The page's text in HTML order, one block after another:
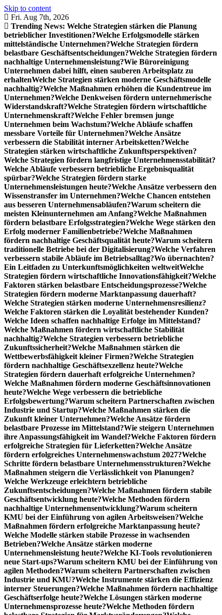
Skip to content
Fri. Aug 7th, 2026
Trending News: Welche Strategien stärken die Planung
betrieblicher Investitionen?Welche Erfolgsmodelle stärken
mittelständische Unternehmen?Welche Strategien fördern
belastbare Geschäftsentscheidungen?Welche Strategien fördern
nachhaltige Unternehmensleistung?Wie Büroreinigung
Unternehmen dabei hilft, einen sauberen Arbeitsplatz zu
erhaltenWelche Strategien stärken moderne Geschäftsmodelle
nachhaltig?Welche Maßnahmen erhöhen die Kundentreue im
Unternehmen?Welche Denkweisen fördern unternehmerische
Widerstandskraft?Welche Strategien fördern wirtschaftliche
Unternehmenskraft?Welche Fehler bremsen junge
Unternehmen beim Wachstum?Welche Abläufe schaffen
messbare Vorteile für Unternehmen?Welche Ansätze
verbessern die Stabilität interner Arbeitsketten?Welche
Strategien stärken wirtschaftliche Zukunftsperspektiven?
Welche Strategien fördern langfristige Unternehmensstabilität?
Welche Abläufe verbessern betriebliche Ergebnisqualität
spürbar?Welche Strategien fördern starke
Unternehmensleistungen heute?Welche Ansätze verbessern den
Wissenstransfer im Unternehmen?Welche Chancen entstehen
aus besseren Unternehmensabläufen?Warum scheitern die
meisten Kleinunternehmen am Anfang?Welche Maßnahmen
fördern belastbare Erfolgsstrategien?Welche Wege stärken den
Erfolg moderner Familienbetriebe?Welche Maßnahmen
fördern nachhaltige Geschäftsqualität heute?Warum scheitern
traditionelle Betriebe bei der Digitalisierung?Welche Verfahren
verbessern stabile Abläufe im Betriebsalltag?Wo übernachten?
Ein Leitfaden zu Unterkunftsmöglichkeiten weltweitWelche
Strategien fördern wirtschaftliche Innovationsfähigkeit?Welche
Faktoren stärken belastbare Entscheidungsprozesse?Welche
Strategien fördern moderne Marktanpassung dauerhaft?
Welche Strategien stärken moderne Unternehmensresilienz?
Welche Faktoren stärken die Loyalität bestehender Kunden?
Welche Ideen schaffen nachhaltige Erfolge im Mittelstand?
Welche Maßnahmen fördern wirtschaftliche Stabilität
nachhaltig?Welche Strategien verbessern betriebliche
Zukunftssicherheit?Welche Maßnahmen stärken die
Wettbewerbsfähigkeit kleiner Firmen?Welche Strategien
fördern nachhaltige Geschäftsexzellenz heute?Welche
Strategien fördern dauerhaft erfolgreiche Unternehmen?
Welche Maßnahmen fördern moderne Geschäftsinnovationen
heute?Welche Wege verbessern die betriebliche
Erfolgsbewertung?Warum scheitern Partnerschaften zwischen
Industrie und Startup?Welche Maßnahmen stärken die
Zukunft kleiner Unternehmen?Welche Ansätze fördern
belastbare Prozesse im Mittelstand?Wie steigern Unternehmen
ihre Anpassungsfähigkeit im Wandel?Welche Faktoren fördern
erfolgreiche Strategien für Lieferketten?Welche Ansätze
fördern erfolgreiches Unternehmenswachstum 2027?Welche
Schritte fördern belastbare Unternehmensstrukturen?Welche
Maßnahmen steigern die Verlässlichkeit von Planungen?
Welche Werkzeuge erleichtern betriebliche
Zukunftsentscheidungen?Welche Maßnahmen fördern stabile
Geschäftsentwicklung heute?Welche Methoden fördern
nachhaltige Unternehmensentwicklung?Warum scheitern
KMU bei der Einführung von agilen Arbeitsweisen?Welche
Maßnahmen fördern erfolgreiche Marktanpassung heute?
Welche Modelle stärken stabile Prozesse in wachsenden
Betrieben?Welche Ansätze stärken moderne
Unternehmensleistung heute?Welche KI-Tools revolutionieren
neue Start-ups?Warum scheitern KMU bei der Einführung von
agilen Methoden?Warum scheitern Partnerschaften zwischen
Industrie und KMU?Welche Instrumente stärken die Effizienz
interner Steuerungen?Welche Maßnahmen fördern nachhaltige
Geschäftserfolge heute?Welche Lösungen stärken moderne
Unternehmensprozesse heute?Welche Methoden fördern